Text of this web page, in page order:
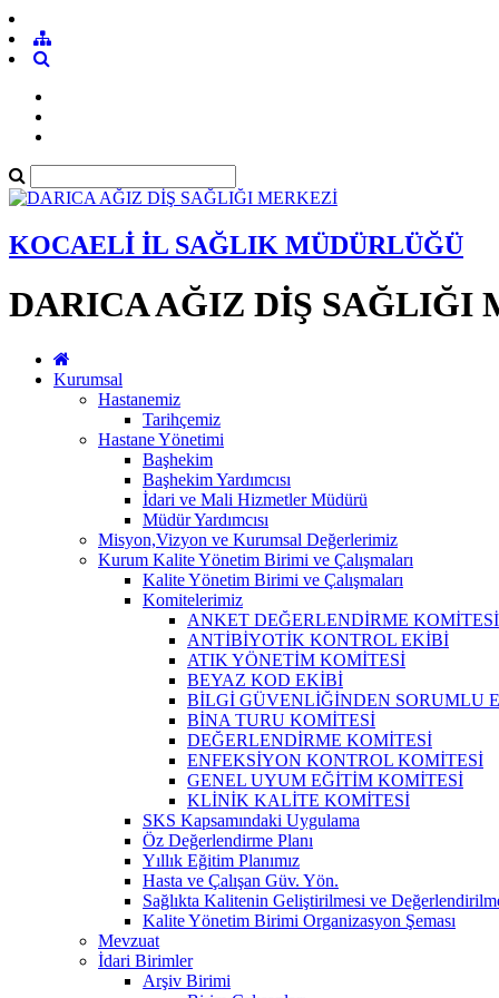
KOCAELİ İL SAĞLIK MÜDÜRLÜĞÜ
DARICA AĞIZ DİŞ SAĞLIĞI
Kurumsal
Hastanemiz
Tarihçemiz
Hastane Yönetimi
Başhekim
Başhekim Yardımcısı
İdari ve Mali Hizmetler Müdürü
Müdür Yardımcısı
Misyon,Vizyon ve Kurumsal Değerlerimiz
Kurum Kalite Yönetim Birimi ve Çalışmaları
Kalite Yönetim Birimi ve Çalışmaları
Komitelerimiz
ANKET DEĞERLENDİRME KOMİTESİ
ANTİBİYOTİK KONTROL EKİBİ
ATIK YÖNETİM KOMİTESİ
BEYAZ KOD EKİBİ
BİLGİ GÜVENLİĞİNDEN SORUMLU
BİNA TURU KOMİTESİ
DEĞERLENDİRME KOMİTESİ
ENFEKSİYON KONTROL KOMİTESİ
GENEL UYUM EĞİTİM KOMİTESİ
KLİNİK KALİTE KOMİTESİ
SKS Kapsamındaki Uygulama
Öz Değerlendirme Planı
Yıllık Eğitim Planımız
Hasta ve Çalışan Güv. Yön.
Sağlıkta Kalitenin Geliştirilmesi ve
Kalite Yönetim Birimi Organizasyon Şeması
Mevzuat
İdari Birimler
Arşiv Birimi